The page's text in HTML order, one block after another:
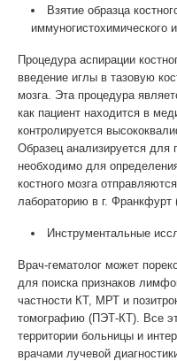
Взятие образца
иммуногистохимического
Процедура аспирации
введение иглы в тазовую
мозга. Эта процедура
как пациент находится в
контролируется
Образец анализируется
необходимо для
костного мозга
лабораторию в г. Франкфурт
Инструментальные
Врач-гематолог может
для поиска признаков
частности КТ, МРТ и
томографию (ПЭТ-КТ). Все
территории больницы и
врачами лучевой